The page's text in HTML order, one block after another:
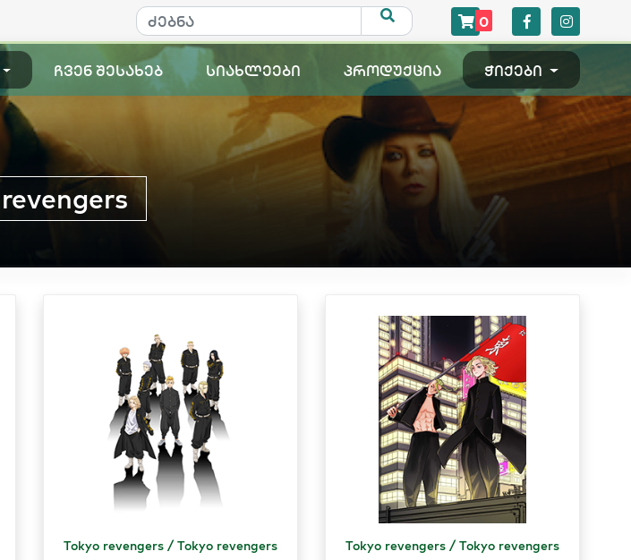
0
ჩვენ შესახებ სიახლეები პროდუქცია ჭიქები
Tokyo revengers / Tokyo revengers Tokyo revengers / Tokyo revengers